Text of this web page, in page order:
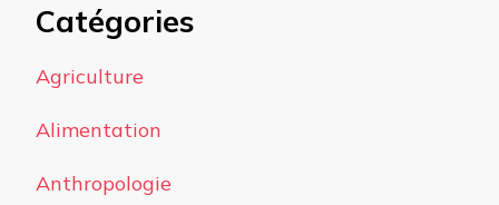
Catégories
Agriculture
Alimentation
Anthropologie